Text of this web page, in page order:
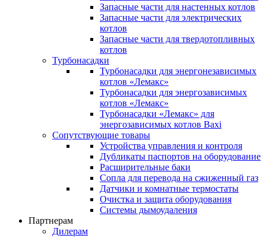
Запасные части для настенных котлов
Запасные части для электрических
котлов
Запасные части для твердотопливных
котлов
Турбонасадки
Турбонасадки для энергонезависимых
котлов «Лемакс»
Турбонасадки для энергозависимых
котлов «Лемакс»
Турбонасадки «Лемакс» для
энергозависимых котлов Baxi
Сопутствующие товары
Устройства управления и контроля
Дубликаты паспортов на оборудование
Расширительные баки
Сопла для перевода на сжиженный газ
Датчики и комнатные термостаты
Очистка и защита оборудования
Системы дымоудаления
Партнерам
Дилерам